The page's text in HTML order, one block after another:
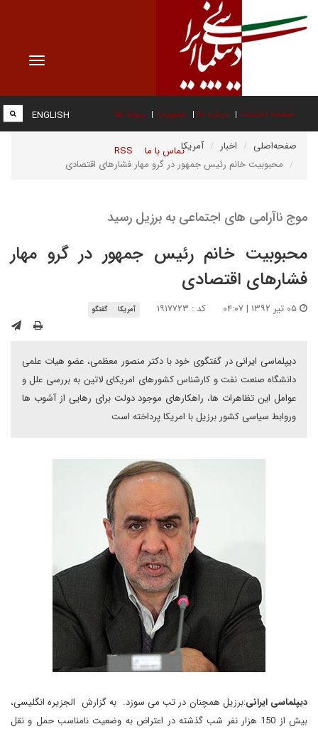
Toggle
صفحه نخست درباره ما عضویت پیوند ها
تماس با ما RSS
ENGLISH
صفحه‌اصلی اخبار
آمریکا
محبوبیت خانم رئیس جمهور در گرو مهار فشارهای اقتصادی
موج ناآرامی های اجتماعی به برزیل رسید
محبوبیت خانم رئیس جمهور در گرو مهار
فشارهای اقتصادی
کد : ۱۹۱۷۷۲۳ آمریکا گفتگو
دیپلماسی ایرانی در گفتگوی خود با دکتر منصور معظمی، عضو هیات علمی
دانشگاه صنعت نفت و کارشناس کشورهای امریکای لاتین به بررسی علل و
عوامل این تظاهرات ها، راهکارهای موجود دولت برای رهایی از آشوب ها
وروابط سیاسی کشور برزیل با امریکا پرداخته است
دیپلماسی ایرانی:برزیل همچنان در تب می سوزد. به گزارش الجزیره انگلیسی،
بیش از 150 هزار نفر شب گذشته در اعتراض به وضعیت نامناسب حمل و نقل